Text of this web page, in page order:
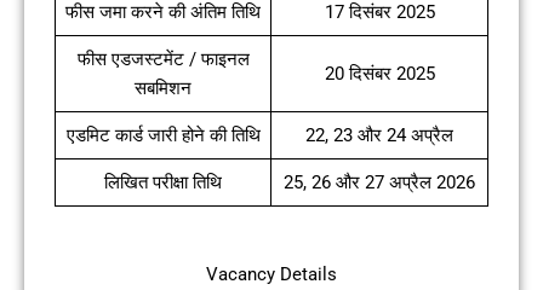
फीस जमा करने की अंतिम तिथि 17 दिसंबर 2025
फीस एडजस्टमेंट / फाइनल
सबमिशन
20 दिसंबर 2025
एडमिट कार्ड जारी होने की तिथि 22, 23 और 24 अप्रैल
लिखित परीक्षा तिथि 25, 26 और 27 अप्रैल 2026
Vacancy Details